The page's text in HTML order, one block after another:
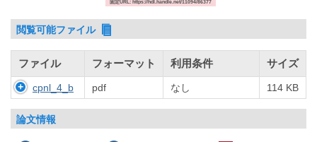
固定URL: https://hdl.handle.net/11094/86377
閲覧可能ファイル
ファイル フォーマット 利用条件 サイズ
cpnl_4_b pdf なし 114 KB
論文情報